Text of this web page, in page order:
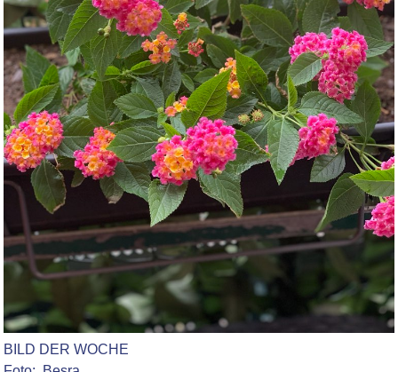
BILD DER WOCHE